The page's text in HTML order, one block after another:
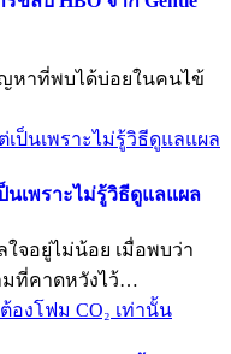
หาที่พบได้บ่อยในคนไข้
นเพราะไม่รู้วิธีดูแลแผล
จอยู่ไม่น้อย เมื่อพบว่า
มที่คาดหวังไว้…